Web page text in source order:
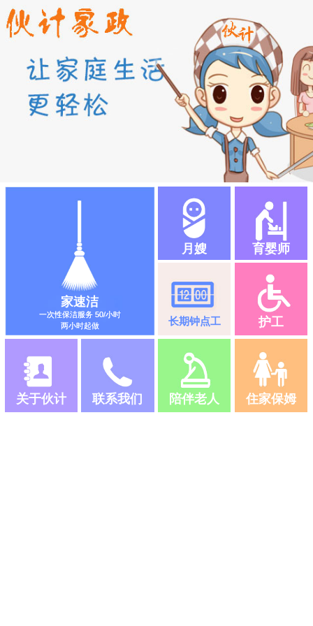
家速洁
一次性保洁服务 50/小时
两小时起做
月嫂 育婴师
长期钟点工 护工
关于伙计 联系我们 陪伴老人 住家保姆